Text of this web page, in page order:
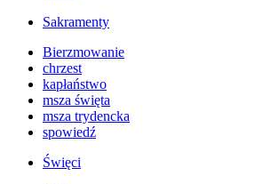
Sakramenty
Bierzmowanie
chrzest
kapłaństwo
msza święta
msza trydencka
spowiedź
Święci